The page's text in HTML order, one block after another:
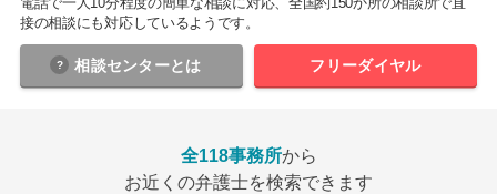
接の相談にも対応しているようです。
相談センターとは フリーダイヤル
全118事務所から
お近くの弁護士を検索できます